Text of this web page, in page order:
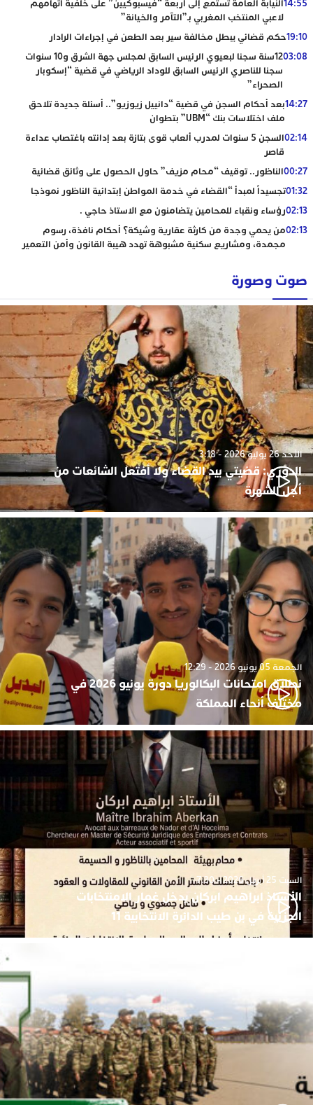
14:55النيابة العامة تستمع إلى أربعة “فيسبوكيين” على خلفية اتهامهم
لاعبي المنتخب المغربي بـ”التآمر والخيانة”
19:10حكم قضائي يبطل مخالفة سير بعد الطعن في إجراءات الرادار
03:08
12سنة سجنا لبعيوي الرئيس السابق لمجلس جهة الشرق و10 سنوات
سجنا للناصري الرئيس السابق للوداد الرياضي في قضية “إسكوبار
الصحراء”
14:27بعد أحكام السجن في قضية “دانييل زيوزيو”.. أسئلة جديدة تلاحق
ملف اختلاسات بنك “UBM” بتطوان
02:14
السجن 5 سنوات لمدرب ألعاب قوى بتازة بعد إدانته باغتصاب عداءة
قاصر
00:27الناظور.. توقيف “محام مزيف” حاول الحصول على وثائق قضائية
01:32تجسيداً لمبدأ “القضاء في خدمة المواطن إبتدائية الناظور نموذجا
02:13رؤساء ونقباء للمحامين يتضامنون مع الاستاذ حاجي .
02:13من يحمي وجدة من كارثة عقارية وشيكة؟ أحكام نافذة، رسوم
مجمدة، ومشاريع سكنية مشبوهة تهدد هيبة القانون وأمن التعمير
صوت وصورة
الأحد 26 يوليو 2026 - 3:18
الدوزي: قضيتي بيد القضاء ولا أفتعل الشائعات من
أجل الشهرة
الجمعة 05 يونيو 2026 - 12:29
نطلاق امتحانات البكالوريا دورة يونيو 2026 في
مختلف أنحاء المملكة
السبت 25 أبريل 2026 - 7:30
الأستاذ ابراهيم ابركان يدخل غمار الامنتخابات
الجزئية في بن طيب الدائرة الانتخابية 11